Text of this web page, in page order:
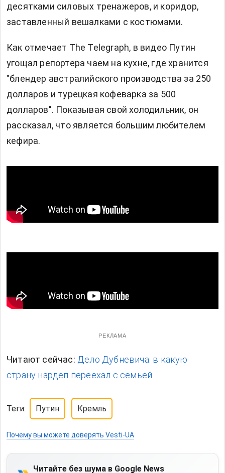
десятками силовых тренажеров, и коридор,
заставленный вешалками с костюмами.
Как отмечает The Telegraph, в видео Путин
угощал репортера чаем на кухне, где хранится
"блендер австралийского производства за 250
долларов и турецкая кофеварка за 500
долларов". Показывая свой холодильник, он
рассказал, что является большим любителем
кефира.
РЕКЛАМА
Читают сейчас: Дело Дубневича: в какую
страну нардеп переехал с семьей.
Теги: Путин Кремль
Почему вы можете доверять Vesti-UA
Читайте без шума в Google News